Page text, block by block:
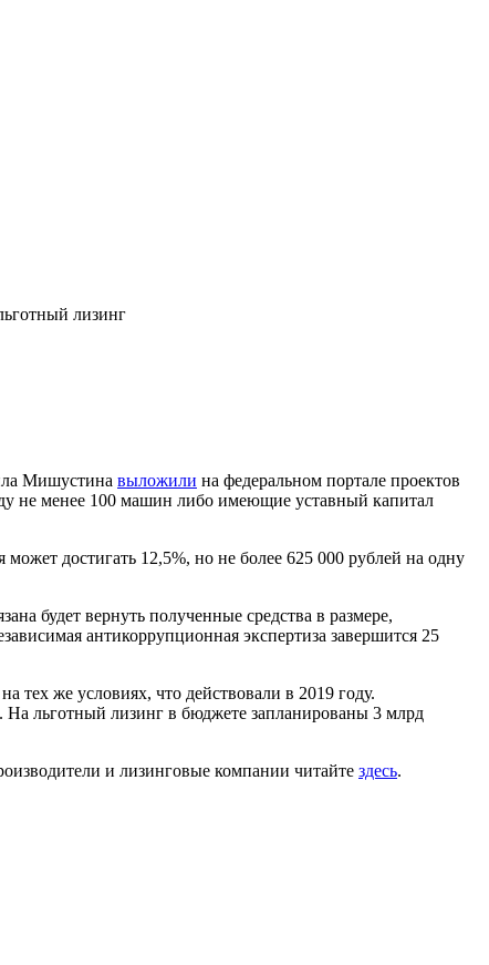
лизинг
Мишустина выложили на федеральном портале проектов
не менее 100 машин либо имеющие уставный капитал
может достигать 12,5%, но не более 625 000 рублей на одну
будет вернуть полученные средства в размере,
антикоррупционная экспертиза завершится 25
тех же условиях, что действовали в 2019 году.
На льготный лизинг в бюджете запланированы 3 млрд
и лизинговые компании читайте здесь.